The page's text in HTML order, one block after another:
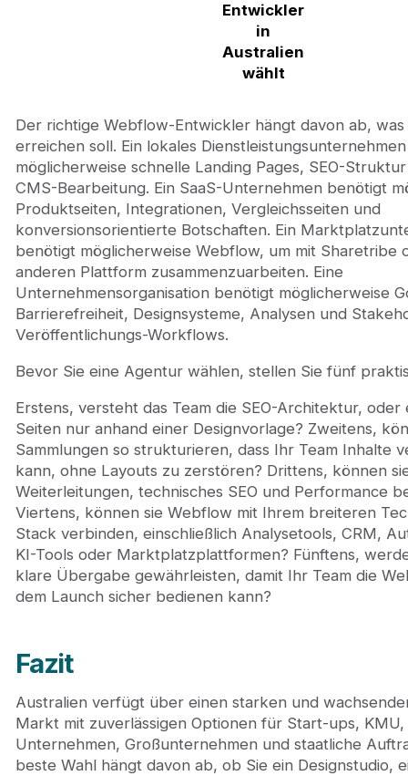
Entwickler
in
Australien
wählt
Der richtige Webflow-Entwickler hängt davon ab,
erreichen soll. Ein lokales
möglicherweise schnelle Landing Pages, SEO-
CMS-Bearbeitung. Ein SaaS-Unternehmen benötigt
Produktseiten, Integrationen, Vergleichsseiten und
konversionsorientierte Botschaften. Ein
benötigt möglicherweise Webflow, um mit Sharetribe
anderen Plattform zusammenzuarbeiten. Eine
Unternehmensorganisation benötigt möglicherweise
Barrierefreiheit, Designsysteme, Analysen und
Veröffentlichungs-Workflows.
Bevor Sie eine Agentur wählen, stellen Sie fünf
Erstens, versteht das Team die SEO-Architektur, oder
Seiten nur anhand einer Designvorlage? Zweitens,
Sammlungen so strukturieren, dass Ihr Team Inhalte
kann, ohne Layouts zu zerstören? Drittens, können
Weiterleitungen, technisches SEO und Performance
Viertens, können sie Webflow mit Ihrem breiteren
Stack verbinden, einschließlich Analysetools, CRM,
KI-Tools oder Marktplatzplattformen? Fünftens,
klare Übergabe gewährleisten, damit Ihr Team die
dem Launch sicher bedienen kann?
Fazit
Australien verfügt über einen starken und
Markt mit zuverlässigen Optionen für Start-ups, KMU,
Unternehmen, Großunternehmen und staatliche
beste Wahl hängt davon ab, ob Sie ein Designstudio,